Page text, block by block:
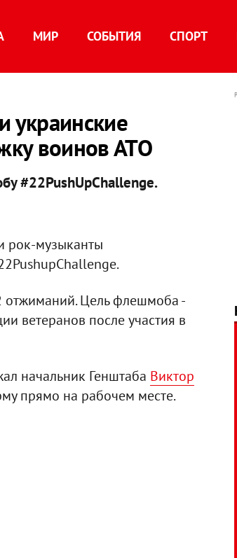
МИР СОБЫТИЯ СПОРТ
украинские
воинов АТО
#22PushUpChallenge.
рок-музыканты
отжиманий. Цель флешмоба -
ветеранов после участия в
начальник Генштаба Виктор
прямо на рабочем месте.